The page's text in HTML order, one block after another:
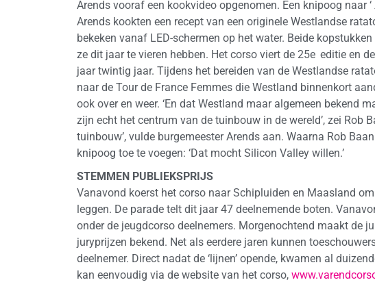
Arends vooraf een kookvideo opgenomen. Een knipoog naar
Arends kookten een recept van een originele Westlandse
bekeken vanaf LED-schermen op het water. Beide
ze dit jaar te vieren hebben. Het corso viert de 25e editie en
jaar twintig jaar. Tijdens het bereiden van de Westlandse
naar de Tour de France Femmes die Westland binnenkort
ook over en weer. ‘En dat Westland maar algemeen bekend
zijn echt het centrum van de tuinbouw in de wereld’, zei Rob
tuinbouw’, vulde burgemeester Arends aan. Waarna Rob
knipoog toe te voegen: ‘Dat mocht Silicon Valley willen.’
STEMMEN PUBLIEKSPRIJS
Vanavond koerst het corso naar Schipluiden en Maasland
leggen. De parade telt dit jaar 47 deelnemende boten.
onder de jeugdcorso deelnemers. Morgenochtend maakt de
juryprijzen bekend. Net als eerdere jaren kunnen
deelnemer. Direct nadat de ‘lijnen’ opende, kwamen al
kan eenvoudig via de website van het corso,